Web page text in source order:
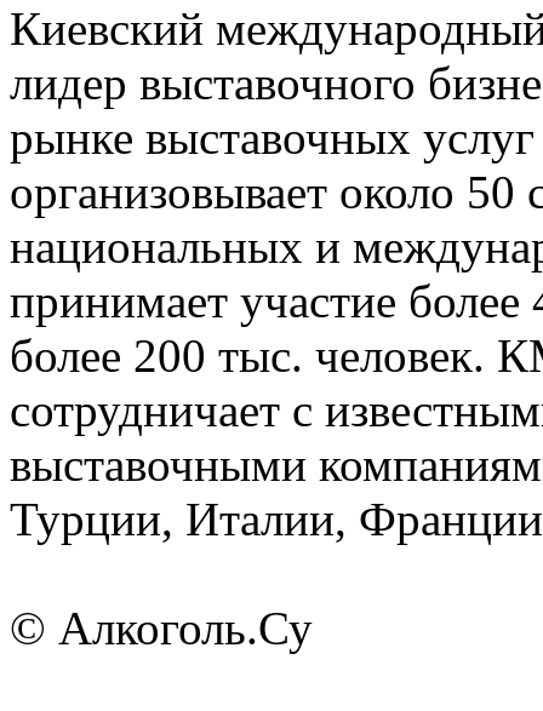
Киевский
лидер выставочного
рынке выставочных
организовывает около
национальных и
принимает участие
более 200 тыс. человек.
сотрудничает с
выставочными
Турции, Италии,
© Алкоголь.Су